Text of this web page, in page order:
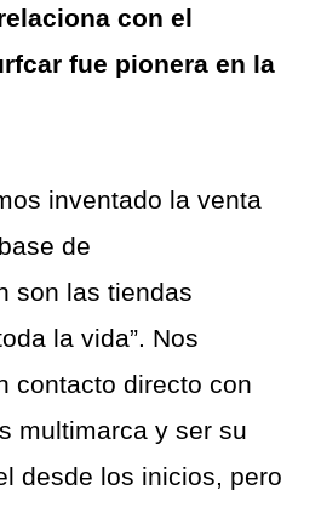
con el
fue pionera en la
inventado la venta
de
son las tiendas
la vida”. Nos
contacto directo con
multimarca y ser su
desde los inicios, pero